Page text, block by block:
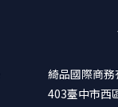
綺品國際商
403臺中市西